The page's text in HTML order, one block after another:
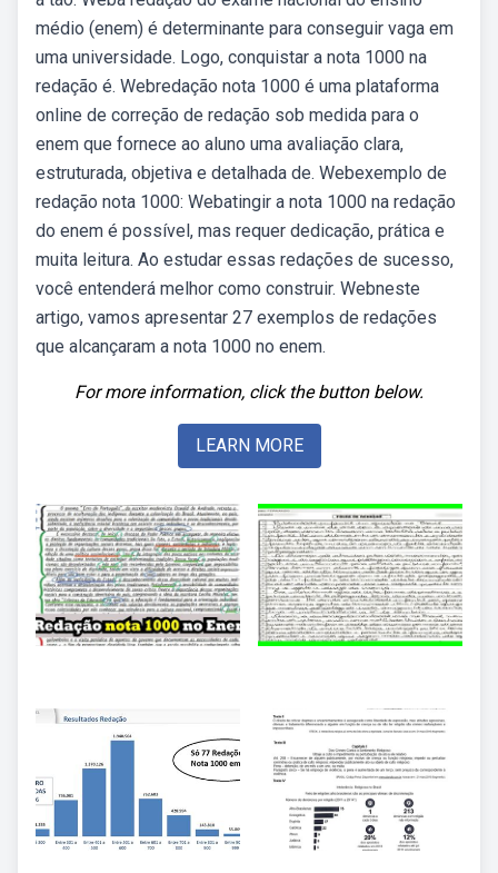
médio (enem) é determinante para conseguir vaga em
uma universidade. Logo, conquistar a nota 1000 na
redação é. Webredação nota 1000 é uma plataforma
online de correção de redação sob medida para o
enem que fornece ao aluno uma avaliação clara,
estruturada, objetiva e detalhada de. Webexemplo de
redação nota 1000: Webatingir a nota 1000 na redação
do enem é possível, mas requer dedicação, prática e
muita leitura. Ao estudar essas redações de sucesso,
você entenderá melhor como construir. Webneste
artigo, vamos apresentar 27 exemplos de redações
que alcançaram a nota 1000 no enem.
For more information, click the button below.
LEARN MORE